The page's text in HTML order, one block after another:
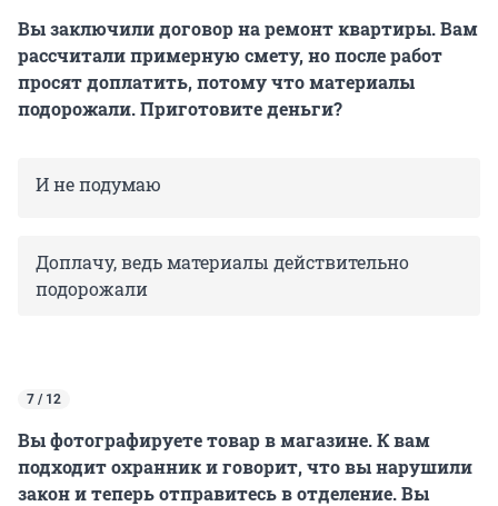
Вы заключили договор на ремонт квартиры. Вам
рассчитали примерную смету, но после работ
просят доплатить, потому что материалы
подорожали. Приготовите деньги?
И не подумаю
Доплачу, ведь материалы действительно
подорожали
7 / 12
Вы фотографируете товар в магазине. К вам
подходит охранник и говорит, что вы нарушили
закон и теперь отправитесь в отделение. Вы